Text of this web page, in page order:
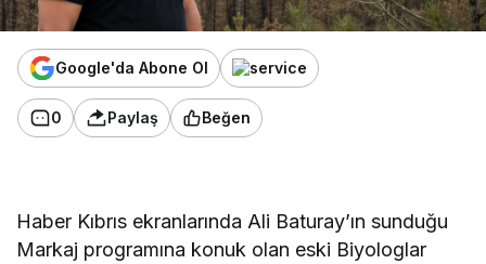
Google'da Abone Ol
0 Paylaş Beğen
Haber Kıbrıs ekranlarında Ali Baturay’ın sunduğu
Markaj programına konuk olan eski Biyologlar